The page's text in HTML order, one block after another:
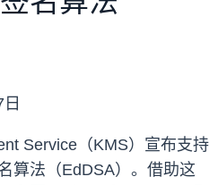
Service（KMS）宣布支持
算法（EdDSA）。借助这